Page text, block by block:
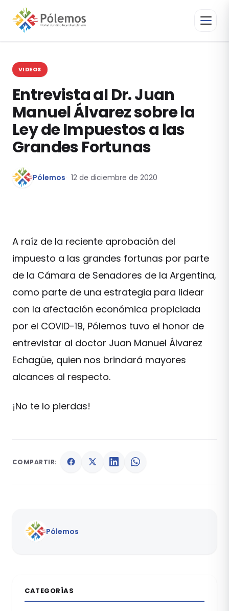
VIDEOS
Entrevista al Dr. Juan
Manuel Álvarez sobre la
Ley de Impuestos a las
Grandes Fortunas
Pólemos 12 de diciembre de 2020
A raíz de la reciente aprobación del
impuesto a las grandes fortunas por parte
de la Cámara de Senadores de la Argentina,
como parte de una estrategia para lidear
con la afectación económica propiciada
por el COVID-19, Pólemos tuvo el honor de
entrevistar al doctor Juan Manuel Álvarez
Echagüe, quien nos brindará mayores
alcances al respecto.
¡No te lo pierdas!
COMPARTIR:
Pólemos
CATEGORÍAS